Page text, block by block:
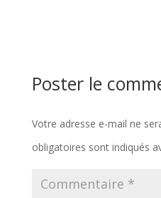
Poster le
Votre adresse e-mail ne
obligatoires sont indiqués